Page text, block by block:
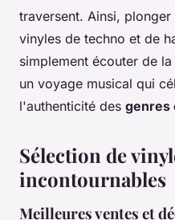
traversent. Ainsi,
vinyles de techno et de
simplement écouter de
un voyage musical qui
l'authenticité des genres
Sélection de
incontournables
Meilleures ventes et